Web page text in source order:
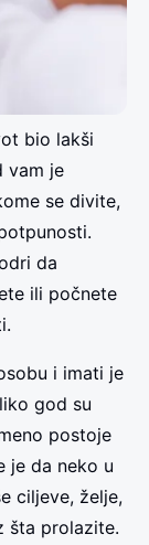
bio lakši
vam je
se divite,
da
ili počnete
i imati je
god su
postoje
je da neko u
ciljeve, želje,
šta prolazite.